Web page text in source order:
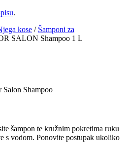
.
kose / Šamponi za
SALON Shampoo 1 L
Shampoo
šampon te kružnim pokretima ruku
s vodom. Ponovite postupak ukoliko